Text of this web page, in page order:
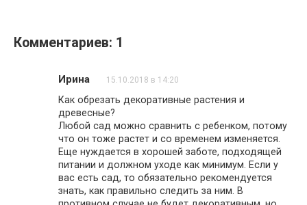
Комментариев: 1
Ирина 15.10.2018 в 14:20
Как обрезать декоративные растения и
древесные?
Любой сад можно сравнить с ребенком, потому
что он тоже растет и со временем изменяется.
Еще нуждается в хорошей заботе, подходящей
питании и должном уходе как минимум. Если у
вас есть сад, то обязательно рекомендуется
знать, как правильно следить за ним. В